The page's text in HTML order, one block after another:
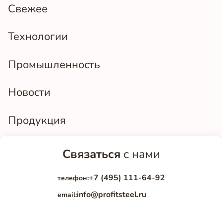
Свежее
Технологии
Промышленность
Новости
Продукция
Связаться с нами
телефон:+7 (495) 111-64-92
email:info@profitsteel.ru